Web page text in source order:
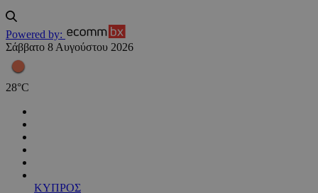
Powered by:
Σάββατο 8 Αυγούστου 2026
28°C
ΚΥΠΡΟΣ